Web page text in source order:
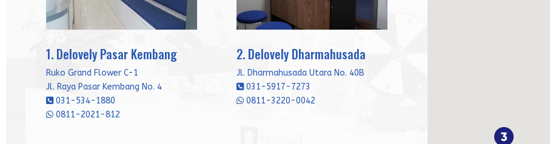
1. Delovely Pasar Kembang
Ruko Grand Flower C-1
Jl. Raya Pasar Kembang No. 4
031-534-1880
0811-2021-812
2. Delovely Dharmahusada
Jl. Dharmahusada Utara No. 40B
031-5917-7273
0811-3220-0042